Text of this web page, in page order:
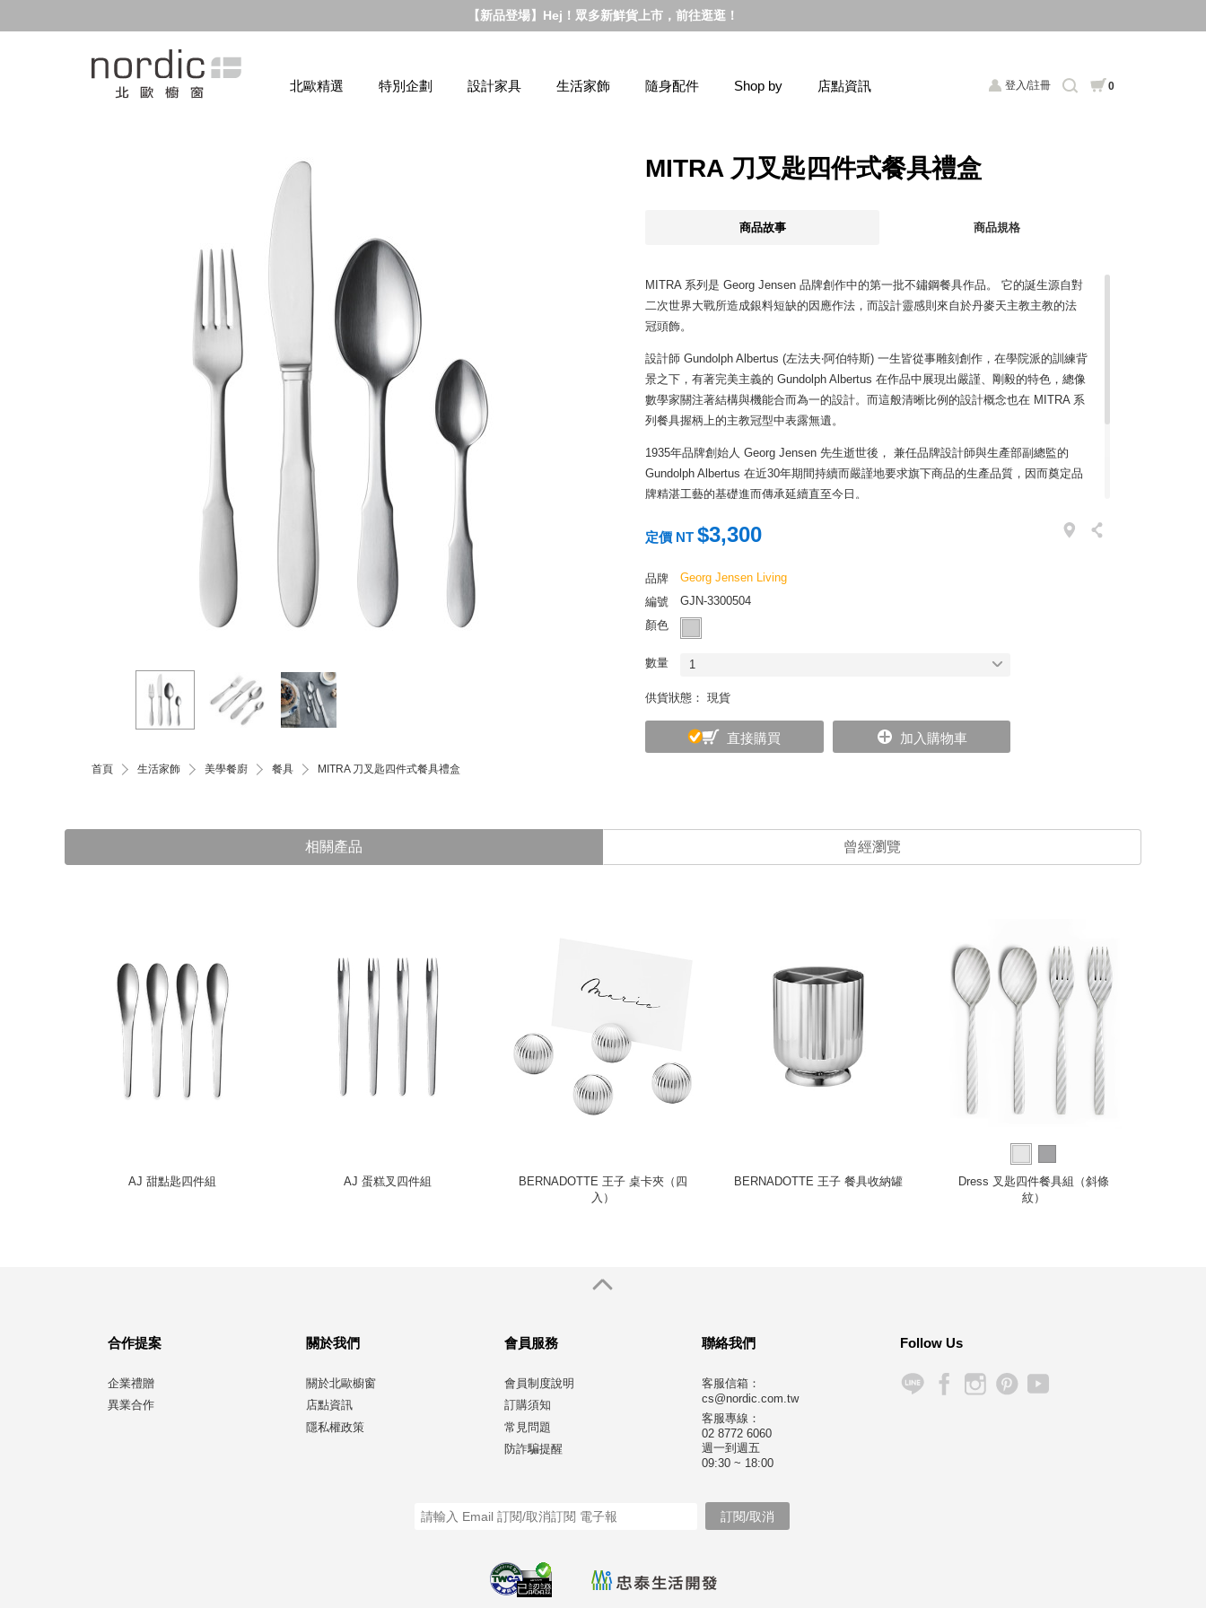
【新品登場】Hej！眾多新鮮貨上市，前往逛逛！
登入/註冊 0
北歐精選 特別企劃 設計家具 生活家飾 隨身配件 Shop by 店點資訊
首頁 生活家飾 美學餐廚 餐具 MITRA 刀叉匙四件式餐具禮盒
MITRA 刀叉匙四件式餐具禮盒
商品故事 商品規格
MITRA 系列是 Georg Jensen 品牌創作中的第一批不鏽鋼餐具作品。 它的誕生源自對
二次世界大戰所造成銀料短缺的因應作法，而設計靈感則來自於丹麥天主教主教的法
冠頭飾。
設計師 Gundolph Albertus (左法夫‧阿伯特斯) 一生皆從事雕刻創作，在學院派的訓練背
景之下，有著完美主義的 Gundolph Albertus 在作品中展現出嚴謹、剛毅的特色，總像
數學家關注著結構與機能合而為一的設計。而這般清晰比例的設計概念也在 MITRA 系
列餐具握柄上的主教冠型中表露無遺。
1935年品牌創始人 Georg Jensen 先生逝世後， 兼任品牌設計師與生產部副總監的
Gundolph Albertus 在近30年期間持續而嚴謹地要求旗下商品的生產品質，因而奠定品
牌精湛工藝的基礎進而傳承延續直至今日。
MITRA 系列作品的背後故事，正是 Georg Jensen 品牌最純正的藝術態度：設計師必
須迎合時代的需求，而工藝技術與每一個設計品所代表的最初精神，應做為日後新創
帶來心靈價值的一份收藏。
定價 NT $3,300
品牌
Georg Jensen Living
編號
GJN-3300504
顏色
數量 1
供貨狀態： 現貨
直接購買 加入購物車
相關產品 曾經瀏覽
AJ 甜點匙四件組 AJ 蛋糕叉四件組
BERNADOTTE 王子 桌卡夾（四
入）
BERNADOTTE 王子 餐具收納罐
Dress 叉匙四件餐具組（斜條
紋）
合作提案
企業禮贈
異業合作
關於我們
關於北歐櫥窗
店點資訊
隱私權政策
會員服務
會員制度說明
訂購須知
常見問題
防詐騙提醒
聯絡我們
客服信箱：
cs@nordic.com.tw
客服專線：
02 8772 6060
週一到週五
09:30 ~ 18:00
Follow Us
已認證